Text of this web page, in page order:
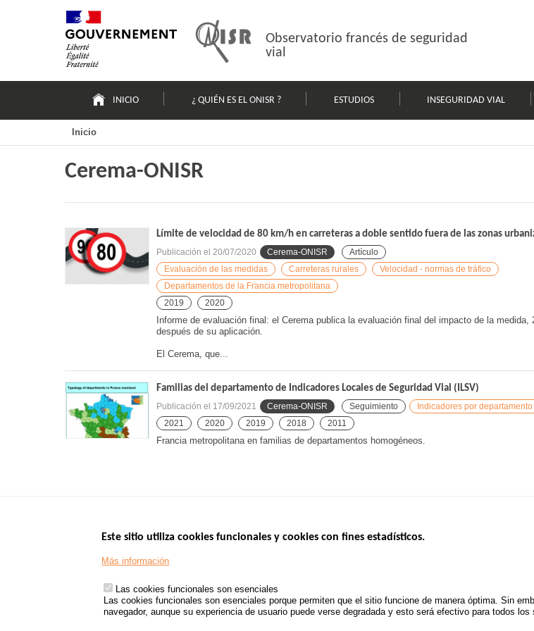
Observatorio francés de seguridad
vial
principale
INICIO ¿ QUIÉN ES EL ONISR ? ESTUDIOS INSEGURIDAD VIAL
Inicio
Cerema-ONISR
Límite de velocidad de 80 km/h en carreteras a doble sentido fuera de las zonas
Publicación el 20/07/2020 Cerema-ONISR
Artículo
Evaluación de las medidas
Carreteras rurales
Velocidad - normas de tráfico
Departamentos de la Francia metropolitana
2019
2020
Informe de evaluación final: el Cerema publica la evaluación final del impacto de la medida,
después de su aplicación.
El Cerema, que...
Familias del departamento de Indicadores Locales de Seguridad Vial (ILSV)
Publicación el 17/09/2021 Cerema-ONISR Seguimiento
Indicadores por
2021
2020 2019 2018 2011
Francia metropolitana en familias de departamentos homogéneos.
www.gouvernement.gouv.fr
www.legifrance.gouv.fr
Informe anual de la
Este sitio utiliza cookies funcionales y cookies con fines estadísticos.
Más información
Las cookies funcionales son esenciales
Las cookies funcionales son esenciales porque permiten que el sitio funcione de manera óptima. Sin
navegador, aunque su experiencia de usuario puede verse degradada y esto será efectivo para todos